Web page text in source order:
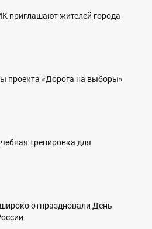
приглашают жителей города
проекта «Дорога на выборы»
тренировка для
отпраздновали День